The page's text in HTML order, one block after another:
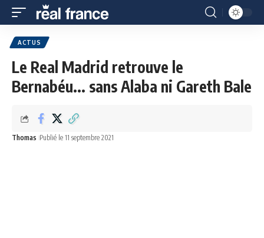
ACTUS
Le Real Madrid retrouve le
Bernabéu... sans Alaba ni Gareth Bale
Thomas Publié le 11 septembre 2021